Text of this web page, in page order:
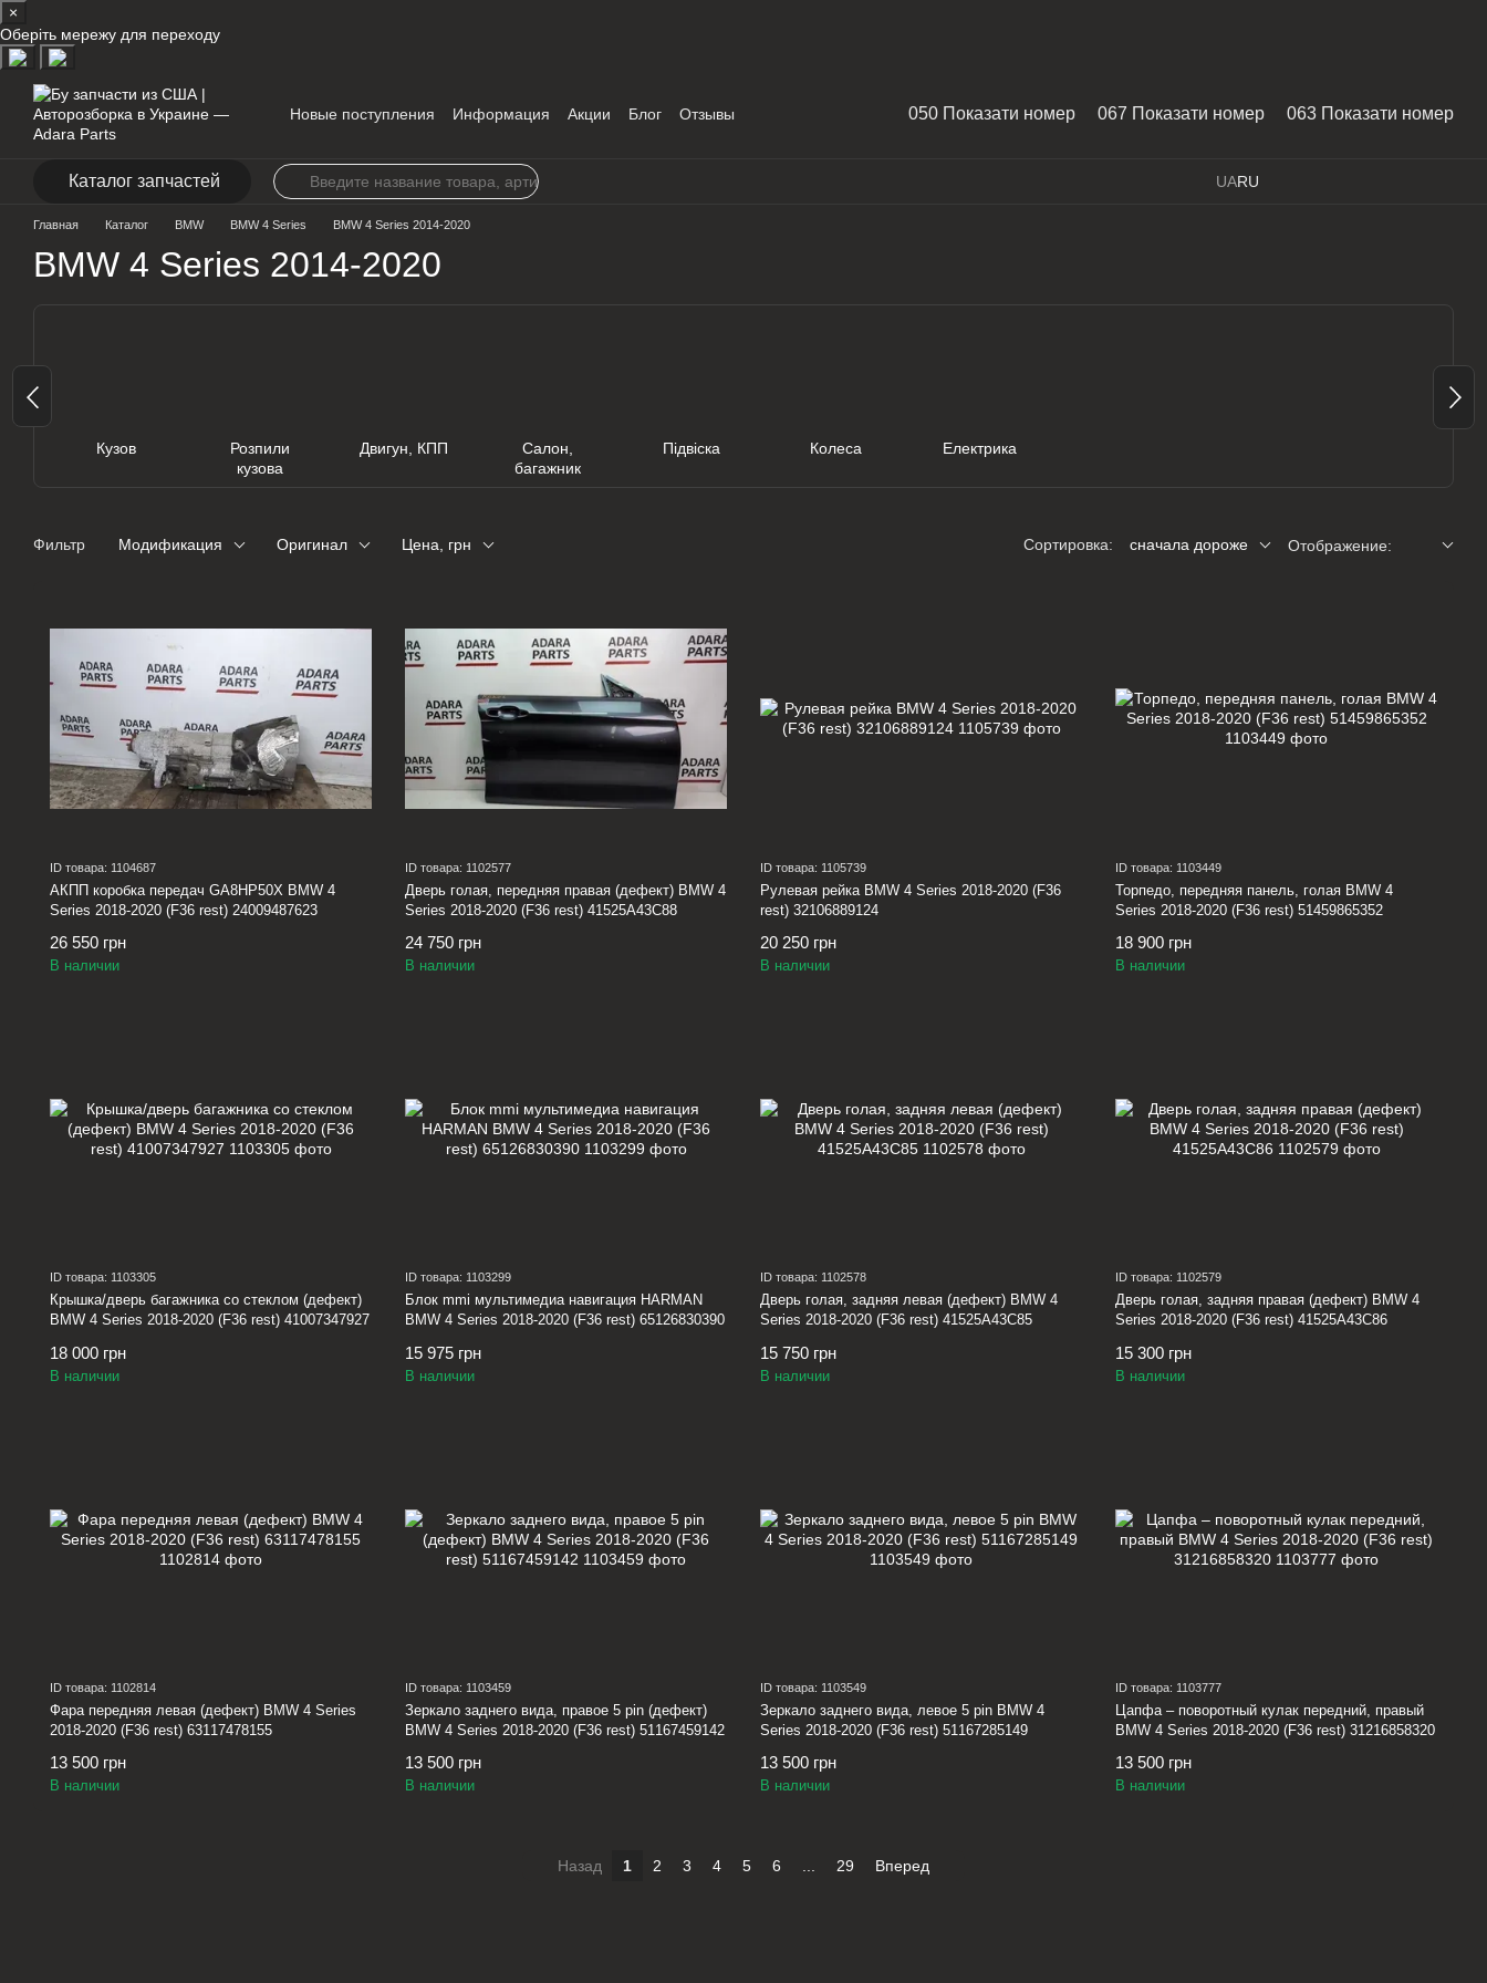
×
Оберіть мережу для переходу
Новые поступления Информация Акции Блог
Отзывы
050 Показати номер 067 Показати номер 063 Показати номер
Каталог запчастей UARU
Главная Каталог BMW BMW 4 Series BMW 4 Series 2014-2020
BMW 4 Series 2014-2020
Кузов
Розпили
кузова
Двигун, КПП
Салон,
багажник
Підвіска Колеса Електрика
Фильтр Модификация Оригинал Цена, грн Сортировка: сначала дороже Отображение:
ID товара: 1104687
АКПП коробка передач GA8HP50X BMW 4
Series 2018-2020 (F36 rest) 24009487623
26 550 грн
В наличии
ID товара: 1102577
Дверь голая, передняя правая (дефект) BMW 4
Series 2018-2020 (F36 rest) 41525A43C88
24 750 грн
В наличии
ID товара: 1105739
Рулевая рейка BMW 4 Series 2018-2020 (F36
rest) 32106889124
20 250 грн
В наличии
ID товара: 1103449
Торпедо, передняя панель, голая BMW 4
Series 2018-2020 (F36 rest) 51459865352
18 900 грн
В наличии
ID товара: 1103305
Крышка/дверь багажника со стеклом (дефект)
BMW 4 Series 2018-2020 (F36 rest) 41007347927
18 000 грн
В наличии
ID товара: 1103299
Блок mmi мультимедиа навигация HARMAN
BMW 4 Series 2018-2020 (F36 rest) 65126830390
15 975 грн
В наличии
ID товара: 1102578
Дверь голая, задняя левая (дефект) BMW 4
Series 2018-2020 (F36 rest) 41525A43C85
15 750 грн
В наличии
ID товара: 1102579
Дверь голая, задняя правая (дефект) BMW 4
Series 2018-2020 (F36 rest) 41525A43C86
15 300 грн
В наличии
ID товара: 1102814
Фара передняя левая (дефект) BMW 4 Series
2018-2020 (F36 rest) 63117478155
13 500 грн
В наличии
ID товара: 1103459
Зеркало заднего вида, правое 5 pin (дефект)
BMW 4 Series 2018-2020 (F36 rest) 51167459142
13 500 грн
В наличии
ID товара: 1103549
Зеркало заднего вида, левое 5 pin BMW 4
Series 2018-2020 (F36 rest) 51167285149
13 500 грн
В наличии
ID товара: 1103777
Цапфа – поворотный кулак передний, правый
BMW 4 Series 2018-2020 (F36 rest) 31216858320
13 500 грн
В наличии
Назад 1 2 3 4 5 6 ... 29 Вперед